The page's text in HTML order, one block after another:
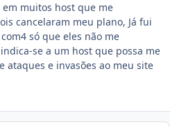
muitos host que me
cancelaram meu plano, Já fui
só que eles não me
se a um host que possa me
ataques e invasões ao meu site